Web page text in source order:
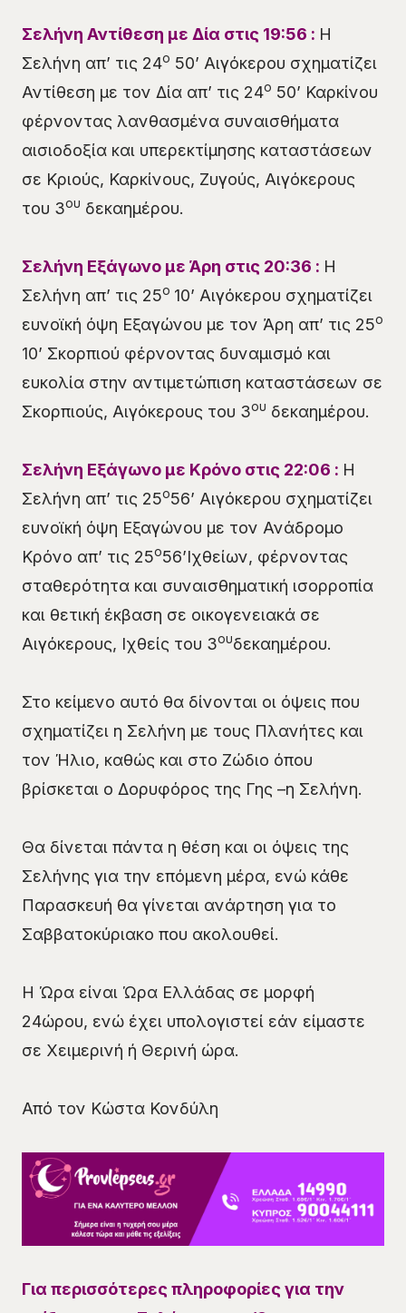
Σελήνη Αντίθεση με Δία στις 19:56 : Η
Σελήνη απ’ τις 24ο 50’ Αιγόκερου σχηματίζει
Αντίθεση με τον Δία απ’ τις 24ο 50’ Καρκίνου
φέρνοντας λανθασμένα συναισθήματα
αισιοδοξία και υπερεκτίμησης καταστάσεων
σε Κριούς, Καρκίνους, Ζυγούς, Αιγόκερους
του 3ου δεκαημέρου.
Σελήνη Εξάγωνο με Άρη στις 20:36 : Η
Σελήνη απ’ τις 25ο 10’ Αιγόκερου σχηματίζει
ευνοϊκή όψη Εξαγώνου με τον Άρη απ’ τις 25ο
10’ Σκορπιού φέρνοντας δυναμισμό και
ευκολία στην αντιμετώπιση καταστάσεων σε
Σκορπιούς, Αιγόκερους του 3ου δεκαημέρου.
Σελήνη Εξάγωνο με Κρόνο στις 22:06 : Η
Σελήνη απ’ τις 25ο56’ Αιγόκερου σχηματίζει
ευνοϊκή όψη Εξαγώνου με τον Ανάδρομο
Κρόνο απ’ τις 25ο56’Ιχθείων, φέρνοντας
σταθερότητα και συναισθηματική ισορροπία
και θετική έκβαση σε οικογενειακά σε
Αιγόκερους, Ιχθείς του 3ουδεκαημέρου.
Στο κείμενο αυτό θα δίνονται οι όψεις που
σχηματίζει η Σελήνη με τους Πλανήτες και
τον Ήλιο, καθώς και στο Ζώδιο όπου
βρίσκεται ο Δορυφόρος της Γης –η Σελήνη.
Θα δίνεται πάντα η θέση και οι όψεις της
Σελήνης για την επόμενη μέρα, ενώ κάθε
Παρασκευή θα γίνεται ανάρτηση για το
Σαββατοκύριακο που ακολουθεί.
Η Ώρα είναι Ώρα Ελλάδας σε μορφή
24ώρου, ενώ έχει υπολογιστεί εάν είμαστε
σε Χειμερινή ή Θερινή ώρα.
Από τον Κώστα Κονδύλη
Για περισσότερες πληροφορίες για την